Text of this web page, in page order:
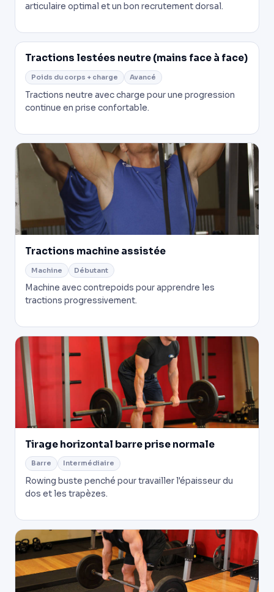
articulaire optimal et un bon recrutement dorsal.
Tractions lestées neutre (mains face à face)
Poids du corps + charge Avancé
Tractions neutre avec charge pour une progression
continue en prise confortable.
Tractions machine assistée
Machine Débutant
Machine avec contrepoids pour apprendre les
tractions progressivement.
Tirage horizontal barre prise normale
Barre Intermédiaire
Rowing buste penché pour travailler l'épaisseur du
dos et les trapèzes.